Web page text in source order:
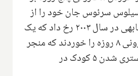
سرئوس جان خود را از
دست داد. مورد مشابهی در سال ۲۰۰۳ رخ داد که یک
خانواده سالاد ماکارونی ۸ روزه را خوردند که منجر
به مرگ یک مرد و بستری شدن ۵ کودک در